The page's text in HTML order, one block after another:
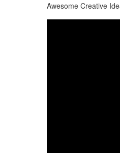
Awesome Creative